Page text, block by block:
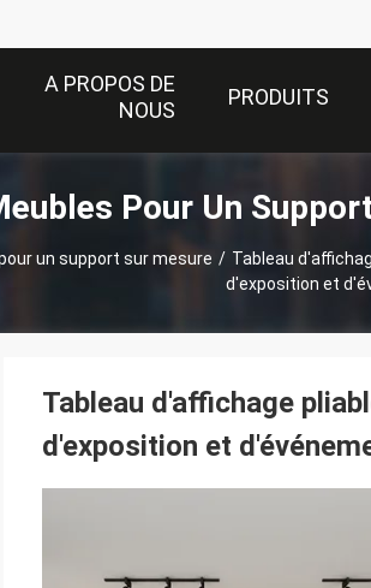
A PROPOS DE
NOUS
PRODUITS
Pour Un
un support sur mesure / Tableau
d'exposition et
Tableau d'affichage
d'exposition et